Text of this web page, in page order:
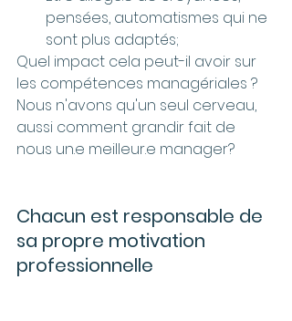
pensées, automatismes qui ne
sont plus adaptés;
Quel impact cela peut-il avoir sur
les compétences managériales ?
Nous n'avons qu'un seul cerveau,
aussi comment grandir fait de
nous un.e meilleur.e manager?
Chacun est responsable de
sa propre motivation
professionnelle